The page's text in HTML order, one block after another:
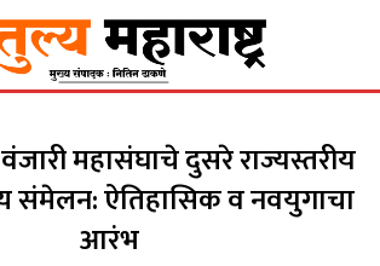
वंजारी महासंघाचे दुसरे राज्यस्तरीय
संमेलन: ऐतिहासिक व नवयुगाचा
आरंभ